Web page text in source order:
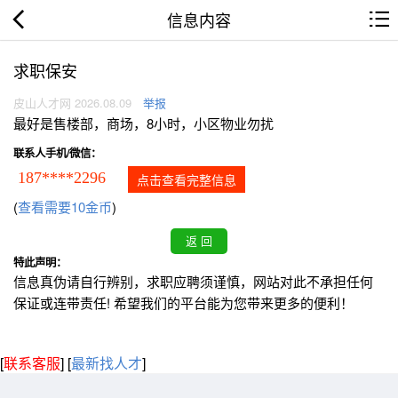
信息内容
求职保安
皮山人才网 2026.08.09 举报
最好是售楼部，商场，8小时，小区物业勿扰
联系人手机/微信：
187****2296 点击查看完整信息
(查看需要10金币)
特此声明：
信息真伪请自行辨别，求职应聘须谨慎，网站对此不承担任何
保证或连带责任! 希望我们的平台能为您带来更多的便利！
[联系客服] [最新找人才]